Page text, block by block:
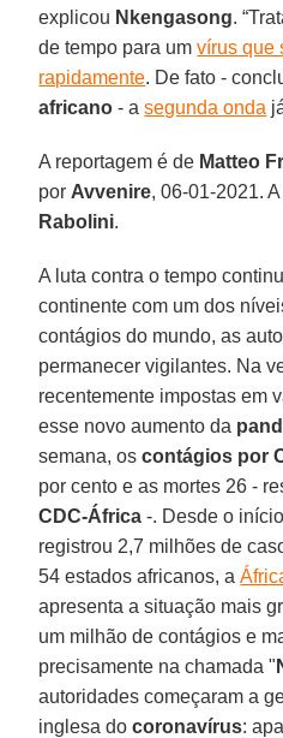
explicou Nkengasong.
de tempo para umvírus que
rapidamente. De fato -
africano - asegunda onda
A reportagem é de Matteo
por Avvenire, 06-01-2021.
Rabolini.
A luta contra o tempo
continente com um dos
contágios do mundo, as
permanecer vigilantes. Na
recentemente impostas em
esse novo aumento da
semana, oscontágios por
por cento e as mortes 26 -
CDC-África -. Desde o
registrou 2,7 milhões de
54 estados africanos, a
apresenta a situação mais
um milhão de contágios e
precisamente na chamada "
autoridades começaram a
inglesa docoronavírus: